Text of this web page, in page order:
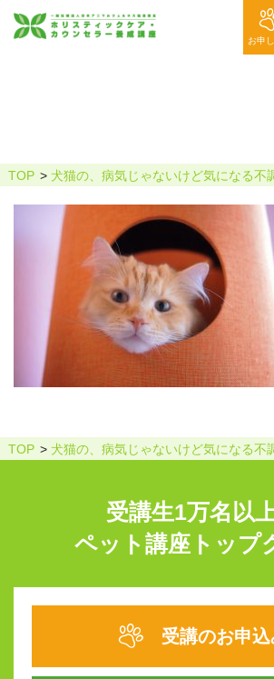
お申
TOP 犬猫の、病気じゃないけど気になる不
TOP 犬猫の、病気じゃないけど気になる不
受講生1万名以上
ペット講座トップ
受講のお申込